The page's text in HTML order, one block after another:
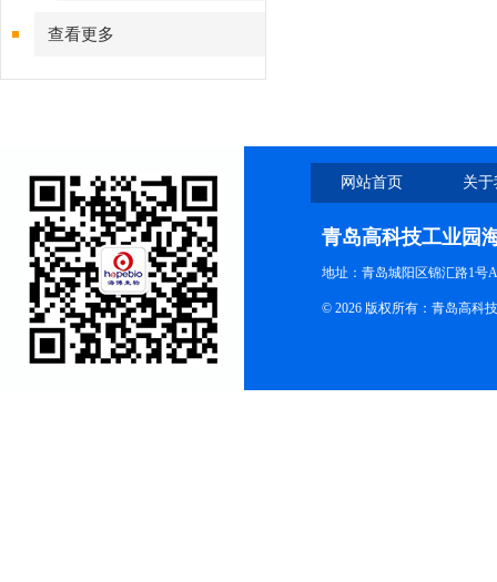
查看更多
网站首页 关
青岛高科技工业园
地址：青岛城阳区锦汇路1号
© 2026 版权所有：青岛高科